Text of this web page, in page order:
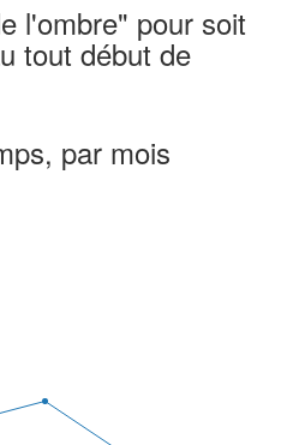
l'ombre" pour soit
tout début de
par mois